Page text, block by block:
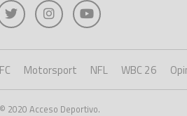
Motorsport NFL WBC 26
2020 Acceso Deportivo.